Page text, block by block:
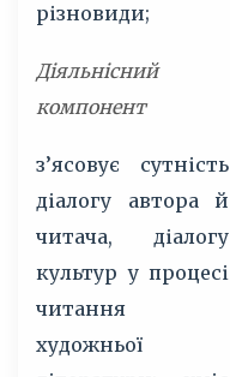
різновиди;
Діяльнісний
компонент
з’ясовує сутність
діалогу автора й
читача, діалогу
культур у процесі
читання
художньої